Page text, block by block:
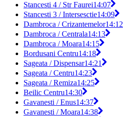
Stancesti 4 / Str Faurei14:07
Stancesti 3 / Intersesctie14:09
Dambroca / Crizantemelor14:12
Dambroca / Centrala14:13
Dambroca / Moara14:15
Bordusani Centru14:18
Sageata / Dispensar14:21
Sageata / Centru14:23
Sageata / Remiza14:25
Beilic Centru14:30
Gavanesti / Enus14:37
Gavanesti / Moara14:38